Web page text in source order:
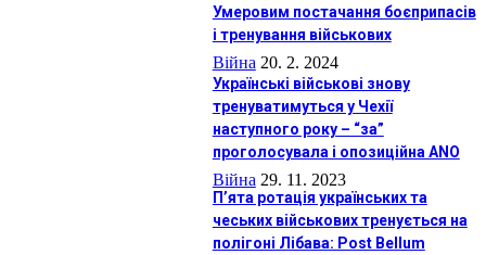
Умеровим постачання боєприпасів
і тренування військових
Війна 20. 2. 2024
Українські військові знову
тренуватимуться у Чехії
наступного року – “за”
проголосувала і опозиційна ANO
Війна 29. 11. 2023
П’ята ротація українських та
чеських військових тренується на
полігоні Лібава: Post Bellum